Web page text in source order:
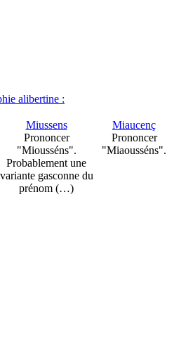
alibertine :
Miussens
Prononcer
"Miousséns".
Probablement une
variante gasconne du
prénom (…)
Miaucenç
Prononcer
"Miaousséns".